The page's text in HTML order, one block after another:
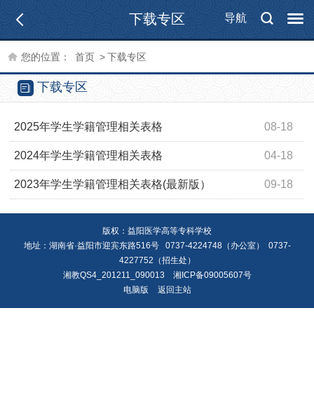
导航
下载专区
您的位置： 首页 >下载专区
下载专区
08-18
2025年学生学籍管理相关表格
04-18
2024年学生学籍管理相关表格
09-18
2023年学生学籍管理相关表格(最新版）
版权：益阳医学高等专科学校
地址：湖南省·益阳市迎宾东路516号 0737-4224748（办公室） 0737-
4227752（招生处）
湘教QS4_201211_090013 湘ICP备09005607号
电脑版
返回主站